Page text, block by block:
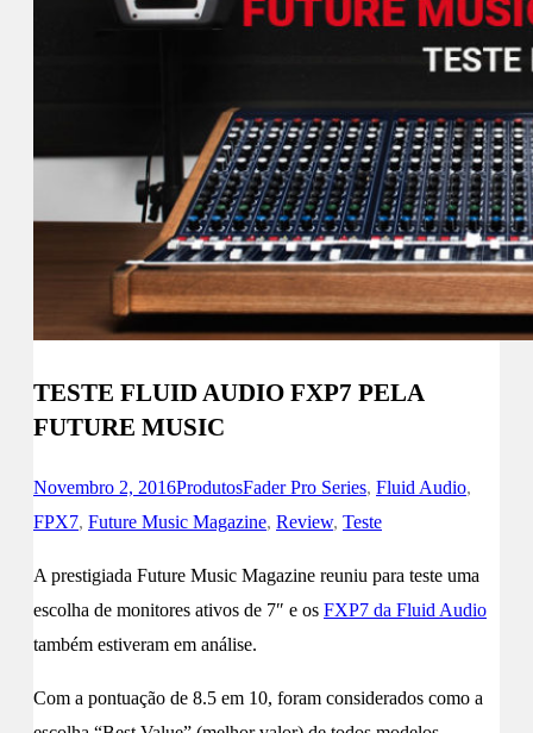
TESTE FLUID AUDIO FXP7 PELA
FUTURE MUSIC
Novembro 2, 2016ProdutosFader Pro Series, Fluid Audio,
FPX7, Future Music Magazine, Review, Teste
A prestigiada Future Music Magazine reuniu para teste uma
escolha de monitores ativos de 7″ e os FXP7 da Fluid Audio
também estiveram em análise.
Com a pontuação de 8.5 em 10, foram considerados como a